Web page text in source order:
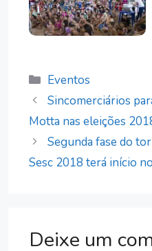
Categorias
Eventos
Sincomerciários
Motta nas eleições
Segunda fase do
Sesc 2018 terá início
Deixe um